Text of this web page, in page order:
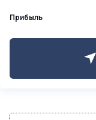
Прибыль